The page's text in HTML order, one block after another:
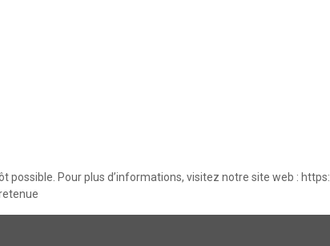
Pour plus d’informations, visitez notre site web :